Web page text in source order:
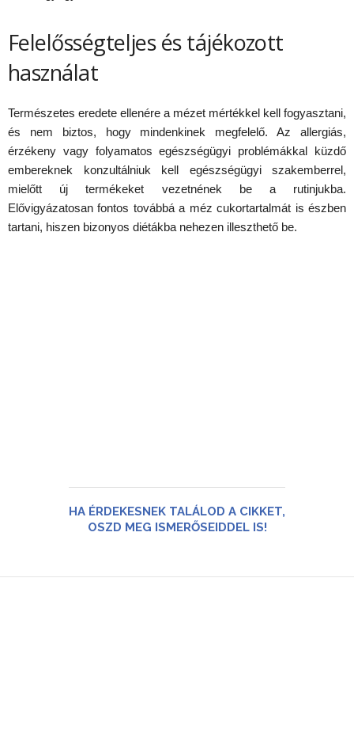
Felelősségteljes és tájékozott
használat
Természetes eredete ellenére a mézet mértékkel kell fogyasztani,
és nem biztos, hogy mindenkinek megfelelő. Az allergiás,
érzékeny vagy folyamatos egészségügyi problémákkal küzdő
embereknek konzultálniuk kell egészségügyi szakemberrel,
mielőtt új termékeket vezetnének be a rutinjukba.
Elővigyázatosan fontos továbbá a méz cukortartalmát is észben
tartani, hiszen bizonyos diétákba nehezen illeszthető be.
HA ÉRDEKESNEK TALÁLOD A CIKKET,
OSZD MEG ISMERŐSEIDDEL IS!